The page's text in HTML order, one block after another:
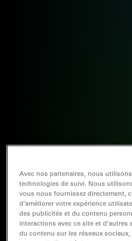
Avec nos partenaires, nous
technologies de suivi. Nous
vous nous fournissez directement,
d’améliorer votre expérience
des publicités et du contenu
interactions avec ce site et
du contenu sur les réseaux sociaux,